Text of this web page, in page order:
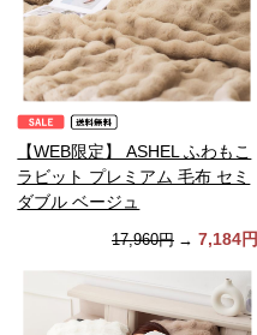
【WEB限定】 ASHEL ふわもこ
ラビット プレミアム 毛布 セミ
ダブル ベージュ
17,960円 → 7,184円